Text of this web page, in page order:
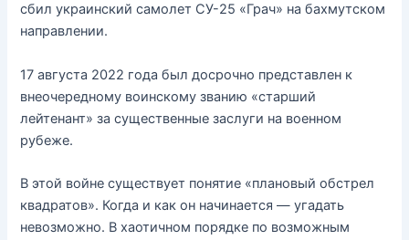
сбил украинский самолет СУ-25 «Грач» на бахмутском
направлении.
17 августа 2022 года был досрочно представлен к
внеочередному воинскому званию «старший
лейтенант» за существенные заслуги на военном
рубеже.
В этой войне существует понятие «плановый обстрел
квадратов». Когда и как он начинается — угадать
невозможно. В хаотичном порядке по возможным